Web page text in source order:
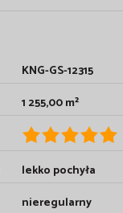
KNG-GS-12315
1 255,00 m²
lekko pochyła
nieregularny